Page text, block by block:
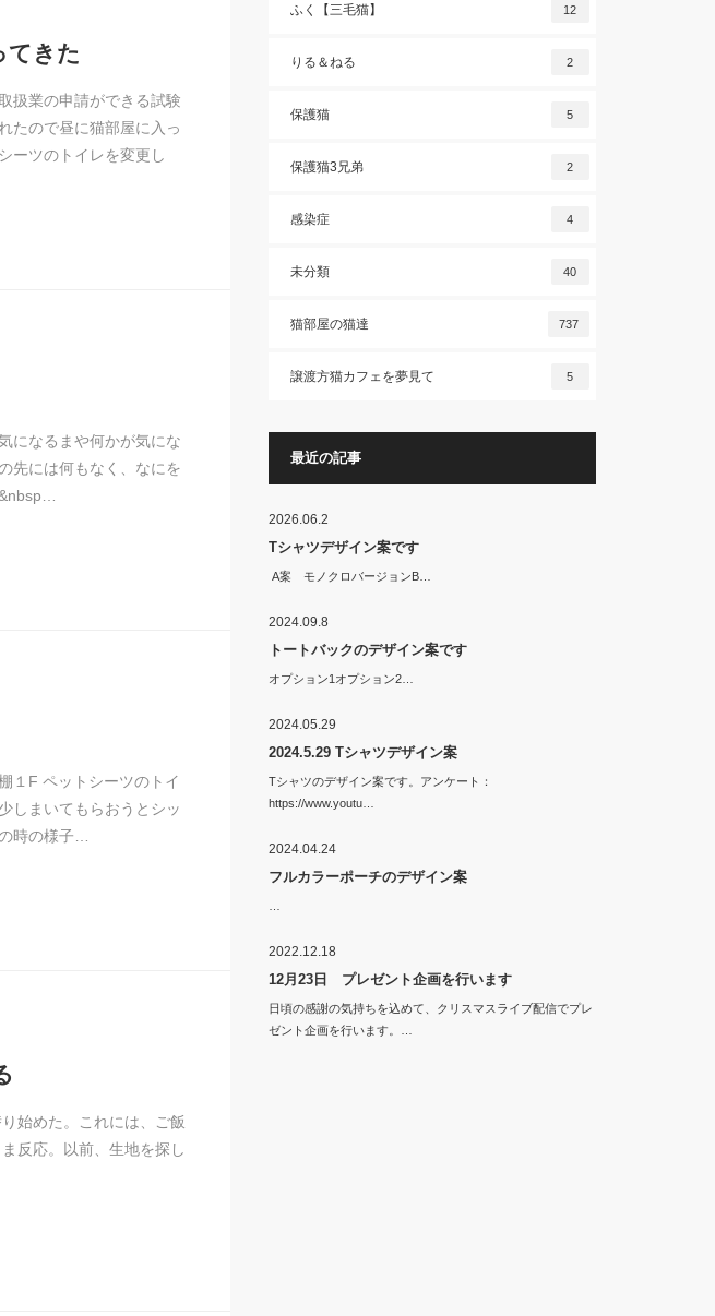
てきた
扱業の申請ができる試験
たので昼に猫部屋に入っ
ーツのトイレを変更し
になるまや何かが気にな
先には何もなく、なにを
１F ペットシーツのトイ
しまいてもらおうとシッ
時の様子…
始めた。これには、ご飯
反応。以前、生地を探し
ふく【三毛猫】 12
りる＆ねる 2
保護猫 5
保護猫3兄弟 2
感染症 4
未分類 40
猫部屋の猫達 737
譲渡方猫カフェを夢見て 5
最近の記事
2026.06.2
Tシャツデザイン案です
A案 モノクロバージョンB…
2024.09.8
トートバックのデザイン案です
オプション1オプション2…
2024.05.29
2024.5.29 Tシャツデザイン案
Tシャツのデザイン案です。アンケート：
https://www.youtu…
2024.04.24
フルカラーポーチのデザイン案
2022.12.18
12月23日 プレゼント企画を行います
日頃の感謝の気持ちを込めて、クリスマスライブ配信でプレ
ゼント企画を行います。…